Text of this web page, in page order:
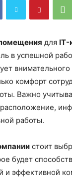
для IT-
в успешной
внимательного
комфорт
Важно
работы.
стоит
будет
и эффективной